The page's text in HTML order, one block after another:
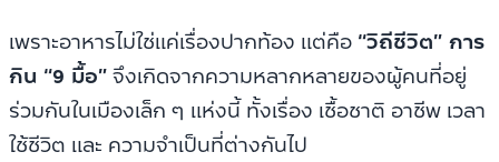
เพราะอาหารไม่ใช่แค่เรื่องปากท้อง แต่คือ “วิถีชีวิต” การ
กิน “9 มื้อ”จึงเกิดจากความหลากหลายของผู้คนที่อยู่
ร่วมกันในเมืองเล็ก ๆ แห่งนี้ ทั้งเรื่อง เชื้อชาติ อาชีพ เวลา
ใช้ชีวิต และ ความจำเป็นที่ต่างกันไป